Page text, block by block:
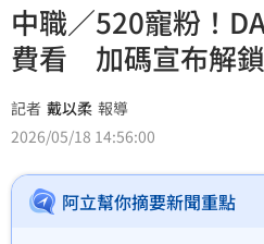
中職／520寵粉！
費看 加碼宣布解
記者 戴以柔 報導
2026/05/18 14:56:00
阿立幫你摘要新聞重點